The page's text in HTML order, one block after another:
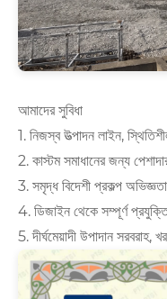
আমাদের সুবিধা
1. নিজস্ব উত্পাদন লাইন,
2. কাস্টম সমাধানের জন্য
3. সমৃদ্ধ বিদেশী প্রকল্প
4. ডিজাইন থেকে সম্পূর্ণ
5. দীর্ঘমেয়াদী উপাদান সরবরাহ,